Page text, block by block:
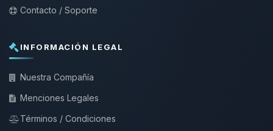
Contacto / Soporte
INFORMACIÓN LEGAL
Nuestra Compañía
Menciones Legales
Términos / Condiciones